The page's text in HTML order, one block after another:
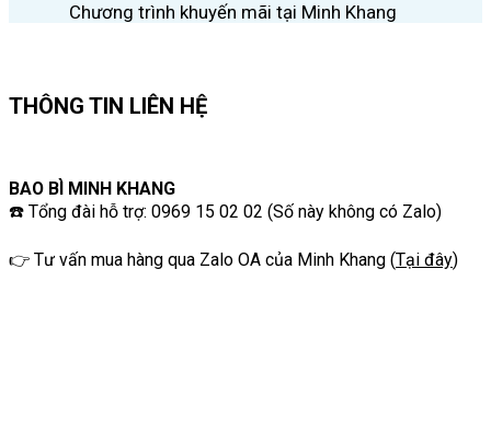
Chương trình khuyến mãi tại Minh Khang
THÔNG TIN LIÊN HỆ
BAO BÌ MINH KHANG
☎️ Tổng đài hỗ trợ: 0969 15 02 02 (Số này không có Zalo)
👉 Tư vấn mua hàng qua Zalo OA của Minh Khang (Tại đây)